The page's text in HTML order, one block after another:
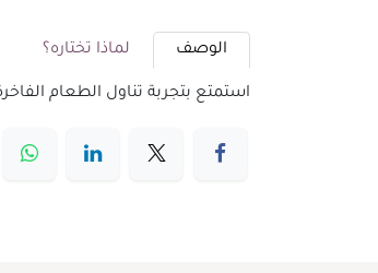
الوصف لماذا تختاره؟
استمتع بتجربة تناول الطعام الفاخرة مع طقم طاولة طعام 8 كراسي من أشلي. تصميم أنيق